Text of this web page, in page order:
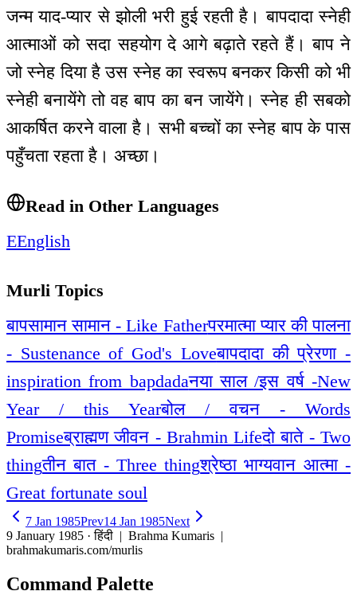
जन्म याद-प्यार से झोली भरी हुई रहती है। बापदादा स्नेही
आत्माओं को सदा सहयोग दे आगे बढ़ाते रहते हैं। बाप ने
जो स्नेह दिया है उस स्नेह का स्वरूप बनकर किसी को भी
स्नेही बनायेंगे तो वह बाप का बन जायेंगे। स्नेह ही सबको
आकर्षित करने वाला है। सभी बच्चों का स्नेह बाप के पास
पहुँचता रहता है। अच्छा।
Read in Other Languages
EEnglish
Murli Topics
बापसामान सामान - Like Fatherपरमात्मा प्यार की पालना
- Sustenance of God's Loveबापदादा की प्रेरणा -
inspiration from bapdadaनया साल /इस वर्ष -New
Year / this Yearबोल / वचन - Words
Promiseब्राह्मण जीवन - Brahmin Lifeदो बाते - Two
thingतीन बात - Three thingश्रेष्ठा भाग्यवान आत्मा -
Great fortunate soul
7 Jan 1985Prev14 Jan 1985Next
9 January 1985 · हिंदी | Brahma Kumaris |
brahmakumaris.com/murlis
Command Palette